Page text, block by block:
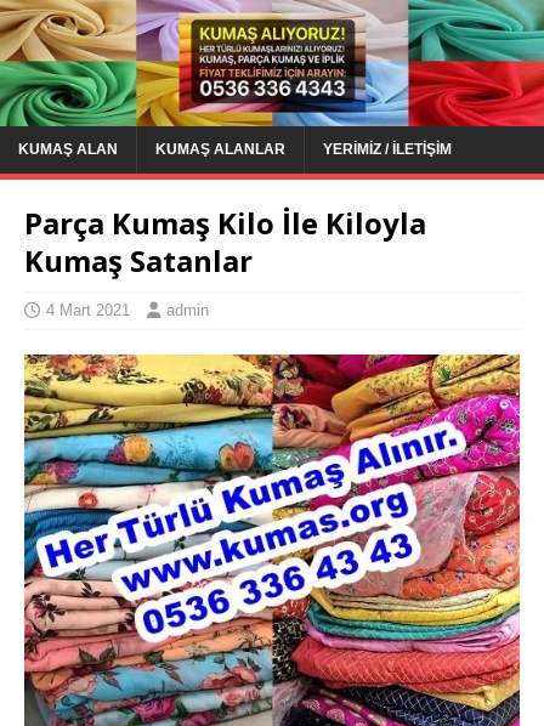
KUMAŞ ALAN KUMAŞ ALANLAR YERIMIZ / İLETIŞIM
Parça Kumaş Kilo İle Kiloyla
Kumaş Satanlar
4 Mart 2021 admin